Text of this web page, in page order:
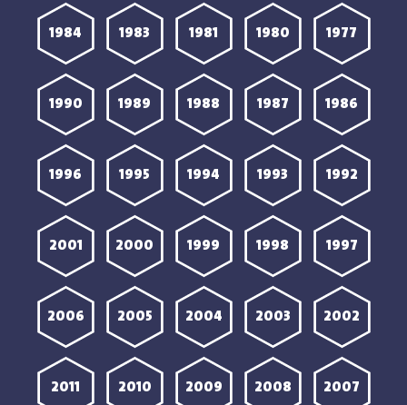
1977
1980
1981
1983
1984
1986
1987
1988
1989
1990
1992
1993
1994
1995
1996
1997
1998
1999
2000
2001
2002
2003
2004
2005
2006
2007
2008
2009
2010
2011